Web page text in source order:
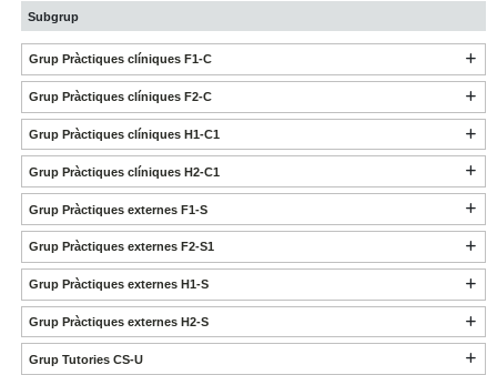
Subgrup
Grup Pràctiques clíniques F1-C
Grup Pràctiques clíniques F2-C
Grup Pràctiques clíniques H1-C1
Grup Pràctiques clíniques H2-C1
Grup Pràctiques externes F1-S
Grup Pràctiques externes F2-S1
Grup Pràctiques externes H1-S
Grup Pràctiques externes H2-S
Grup Tutories CS-U